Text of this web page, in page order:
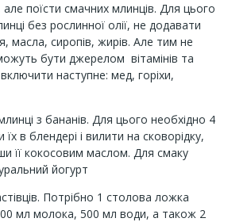
поїсти смачних млинців. Для цього
без рослинної олії, не додавати
масла, сиропів, жирів. Але тим не
бути джерелом вітамінів та
наступне: мед, горіхи,
з бананів. Для цього необхідно 4
в блендері і вилити на сковорідку,
її кокосовим маслом. Для смаку
йогурт
Потрібно 1 столова ложка
500 мл молока, 500 мл води, а також 2